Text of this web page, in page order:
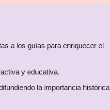
a los guías para enriquecer el
y educativa.
la importancia histórica